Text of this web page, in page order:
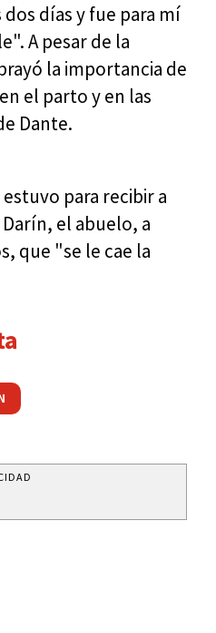
días y fue para mí
A pesar de la
la importancia de
el parto y en las
Dante.
para recibir a
el abuelo, a
que "se le cae la